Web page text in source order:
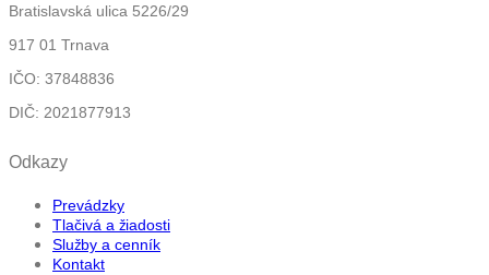
Bratislavská ulica 5226/29
917 01 Trnava
IČO: 37848836
DIČ: 2021877913
Odkazy
Prevádzky
Tlačivá a žiadosti
Služby a cenník
Kontakt